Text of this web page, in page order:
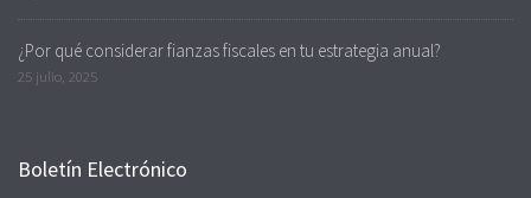
¿Por qué considerar fianzas fiscales en tu estrategia anual?
25 julio, 2025
Boletín Electrónico